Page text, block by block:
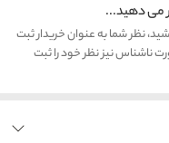
می دهید...
نظر شما به عنوان خریدار ثبت
ناشناس نیز نظر خود را ثبت